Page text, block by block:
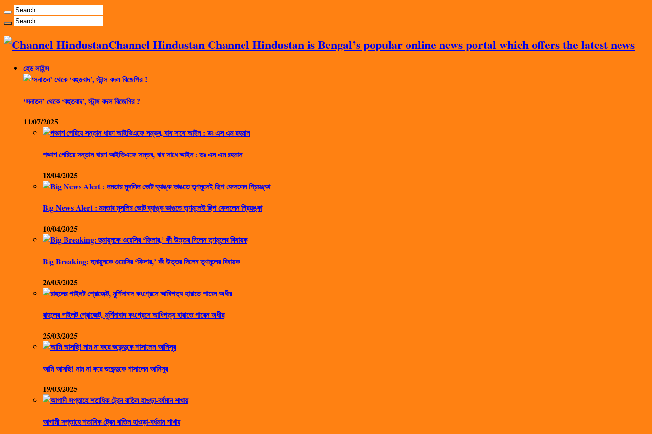
Channel Hindustan Channel Hindustan is Bengal’s popular online news portal which offers the latest news
হেড লাইন্স
‘সনাতন’ থেকে ‘বহুতবাদ’, স্টান্স বদল বিজেপির ?
11/07/2025
পঞ্চাশ পেরিয়ে সন্তান ধারণ আইভিএফে সম্ভব, বাধ সাধে আইন : ডঃ এস এম রহমান
18/04/2025
Big News Alert : মমতার মুসলিম ভোট ব্যাঙ্ক ভাঙতে তৃণমূলেই ছিপ ফেললেন প্রিয়ঙ্কা
10/04/2025
Big Breaking: হুমায়ুনকে ওয়েসির ‘ফিলার,’ কী উত্তর দিলেন তৃণমূলের বিধায়ক
26/03/2025
রাহুলের পাইলট প্রোজেক্ট, মুর্শিদাবাদ কংগ্রেসে আধিপত্য হারাতে পারেন অধীর
25/03/2025
আমি আসছি! নাম না করে শুভেন্দুকে শাসালেন আনিসুর
19/03/2025
আগামী সপ্তাহে শতাধিক ট্রেন বাতিল হাওড়া-বর্ধমান শাখায়